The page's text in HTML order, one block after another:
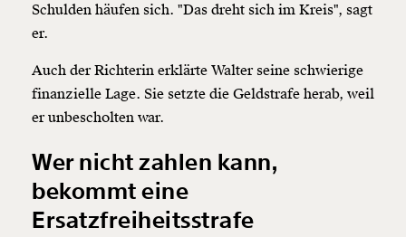
Schulden häufen sich. "Das dreht sich im Kreis", sagt
er.
Auch der Richterin erklärte Walter seine schwierige
finanzielle Lage. Sie setzte die Geldstrafe herab, weil
er unbescholten war.
Wer nicht zahlen kann,
bekommt eine
Ersatzfreiheitsstrafe